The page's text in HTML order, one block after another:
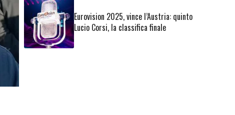
Eurovision 2025, vince l’Austria: quinto
Lucio Corsi, la classifica finale